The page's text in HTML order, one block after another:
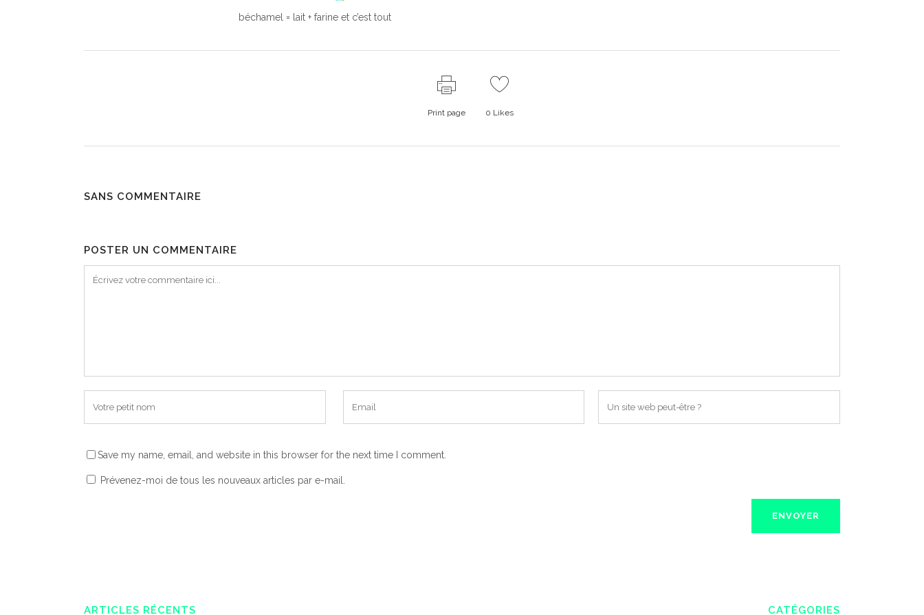
béchamel = lait + farine et c’est tout
Print page 0 Likes
SANS COMMENTAIRE
POSTER UN COMMENTAIRE
Save my name, email, and website in this browser for the next time I comment.
Prévenez-moi de tous les nouveaux articles par e-mail.
ARTICLES RÉCENTS CATÉGORIES